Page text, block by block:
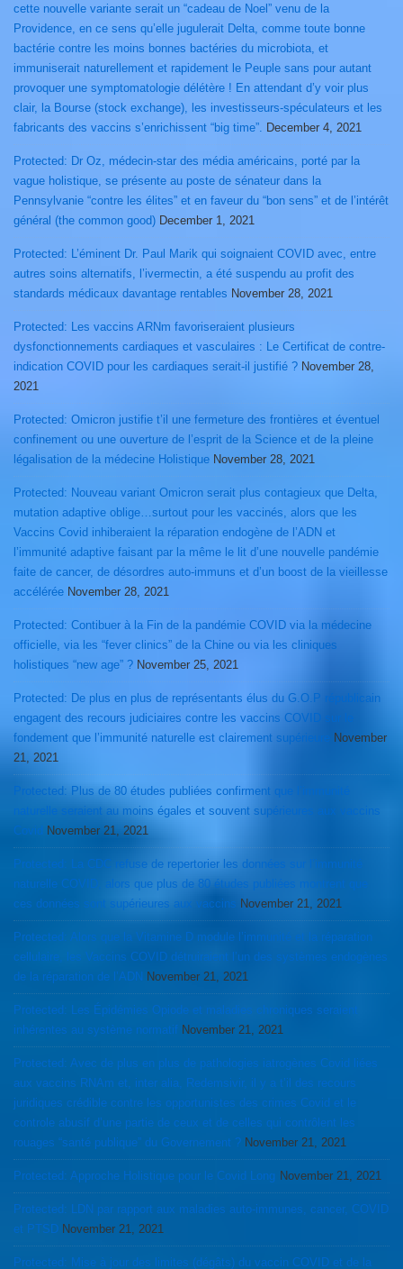
cette nouvelle variante serait un “cadeau de Noel” venu de la
Providence, en ce sens qu’elle jugulerait Delta, comme toute bonne
bactérie contre les moins bonnes bactéries du microbiota, et
immuniserait naturellement et rapidement le Peuple sans pour autant
provoquer une symptomatologie délétère ! En attendant d’y voir plus
clair, la Bourse (stock exchange), les investisseurs-spéculateurs et les
fabricants des vaccins s’enrichissent “big time”. December 4, 2021
Protected: Dr Oz, médecin-star des média américains, porté par la
vague holistique, se présente au poste de sénateur dans la
Pennsylvanie “contre les élites” et en faveur du “bon sens” et de l’intérêt
général (the common good) December 1, 2021
Protected: L’éminent Dr. Paul Marik qui soignaient COVID avec, entre
autres soins alternatifs, l’ivermectin, a été suspendu au profit des
standards médicaux davantage rentables November 28, 2021
Protected: Les vaccins ARNm favoriseraient plusieurs
dysfonctionnements cardiaques et vasculaires : Le Certificat de contre-
indication COVID pour les cardiaques serait-il justifié ? November 28,
2021
Protected: Omicron justifie t’il une fermeture des frontières et éventuel
confinement ou une ouverture de l’esprit de la Science et de la pleine
légalisation de la médecine Holistique November 28, 2021
Protected: Nouveau variant Omicron serait plus contagieux que Delta,
mutation adaptive oblige…surtout pour les vaccinés, alors que les
Vaccins Covid inhiberaient la réparation endogène de l’ADN et
l’immunité adaptive faisant par la même le lit d’une nouvelle pandémie
faite de cancer, de désordres auto-immuns et d’un boost de la vieillesse
accélérée November 28, 2021
Protected: Contibuer à la Fin de la pandémie COVID via la médecine
officielle, via les “fever clinics” de la Chine ou via les cliniques
holistiques “new age” ? November 25, 2021
Protected: De plus en plus de représentants élus du G.O.P républicain
engagent des recours judiciaires contre les vaccins COVID sur le
fondement que l’immunité naturelle est clairement supérieure November
21, 2021
Protected: Plus de 80 études publiées confirment que l’immunité
naturelle seraient au moins égales et souvent supérieures aux vaccins
Covid November 21, 2021
Protected: La CDC refuse de repertorier les données sur l’immunité
naturelle COVID, alors que plus de 80 études publiées montrent que
ces données sont supérieures aux vaccins November 21, 2021
Protected: Alors que la Vitamine D module l’immunité et la réparation
cellulaire, les Vaccins COVID détruiraient l’un des systèmes endogènes
de la réparation de l’ADN November 21, 2021
Protected: Les Épidémies Opiode et maladies chroniques seraient
inhérentes au système normatif November 21, 2021
Protected: Avec de plus en plus de pathologies iatrogènes Covid liées
aux vaccins RNAm et, inter alia, Redemsivir, il y a t’il des recours
juridiques crédible contre les opportunistes des crimes Covid et le
controle abusif d’une partie de ceux et de celles qui contrôlent les
rouages “santé publique” du Governement ? November 21, 2021
Protected: Approche Holistique pour le Covid Long November 21, 2021
Protected: LDN par rapport aux maladies auto-immunes, cancer, COVID
et PTSD November 21, 2021
Protected: Mise à jour des limites (dégâts) du vaccin COVID et de la